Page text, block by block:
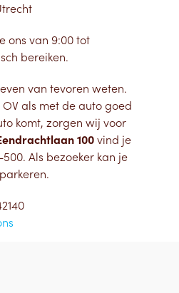
ons van 9:00 tot
bereiken.
van tevoren weten.
als met de auto goed
komt, zorgen wij voor
100vind je
Als bezoeker kan je